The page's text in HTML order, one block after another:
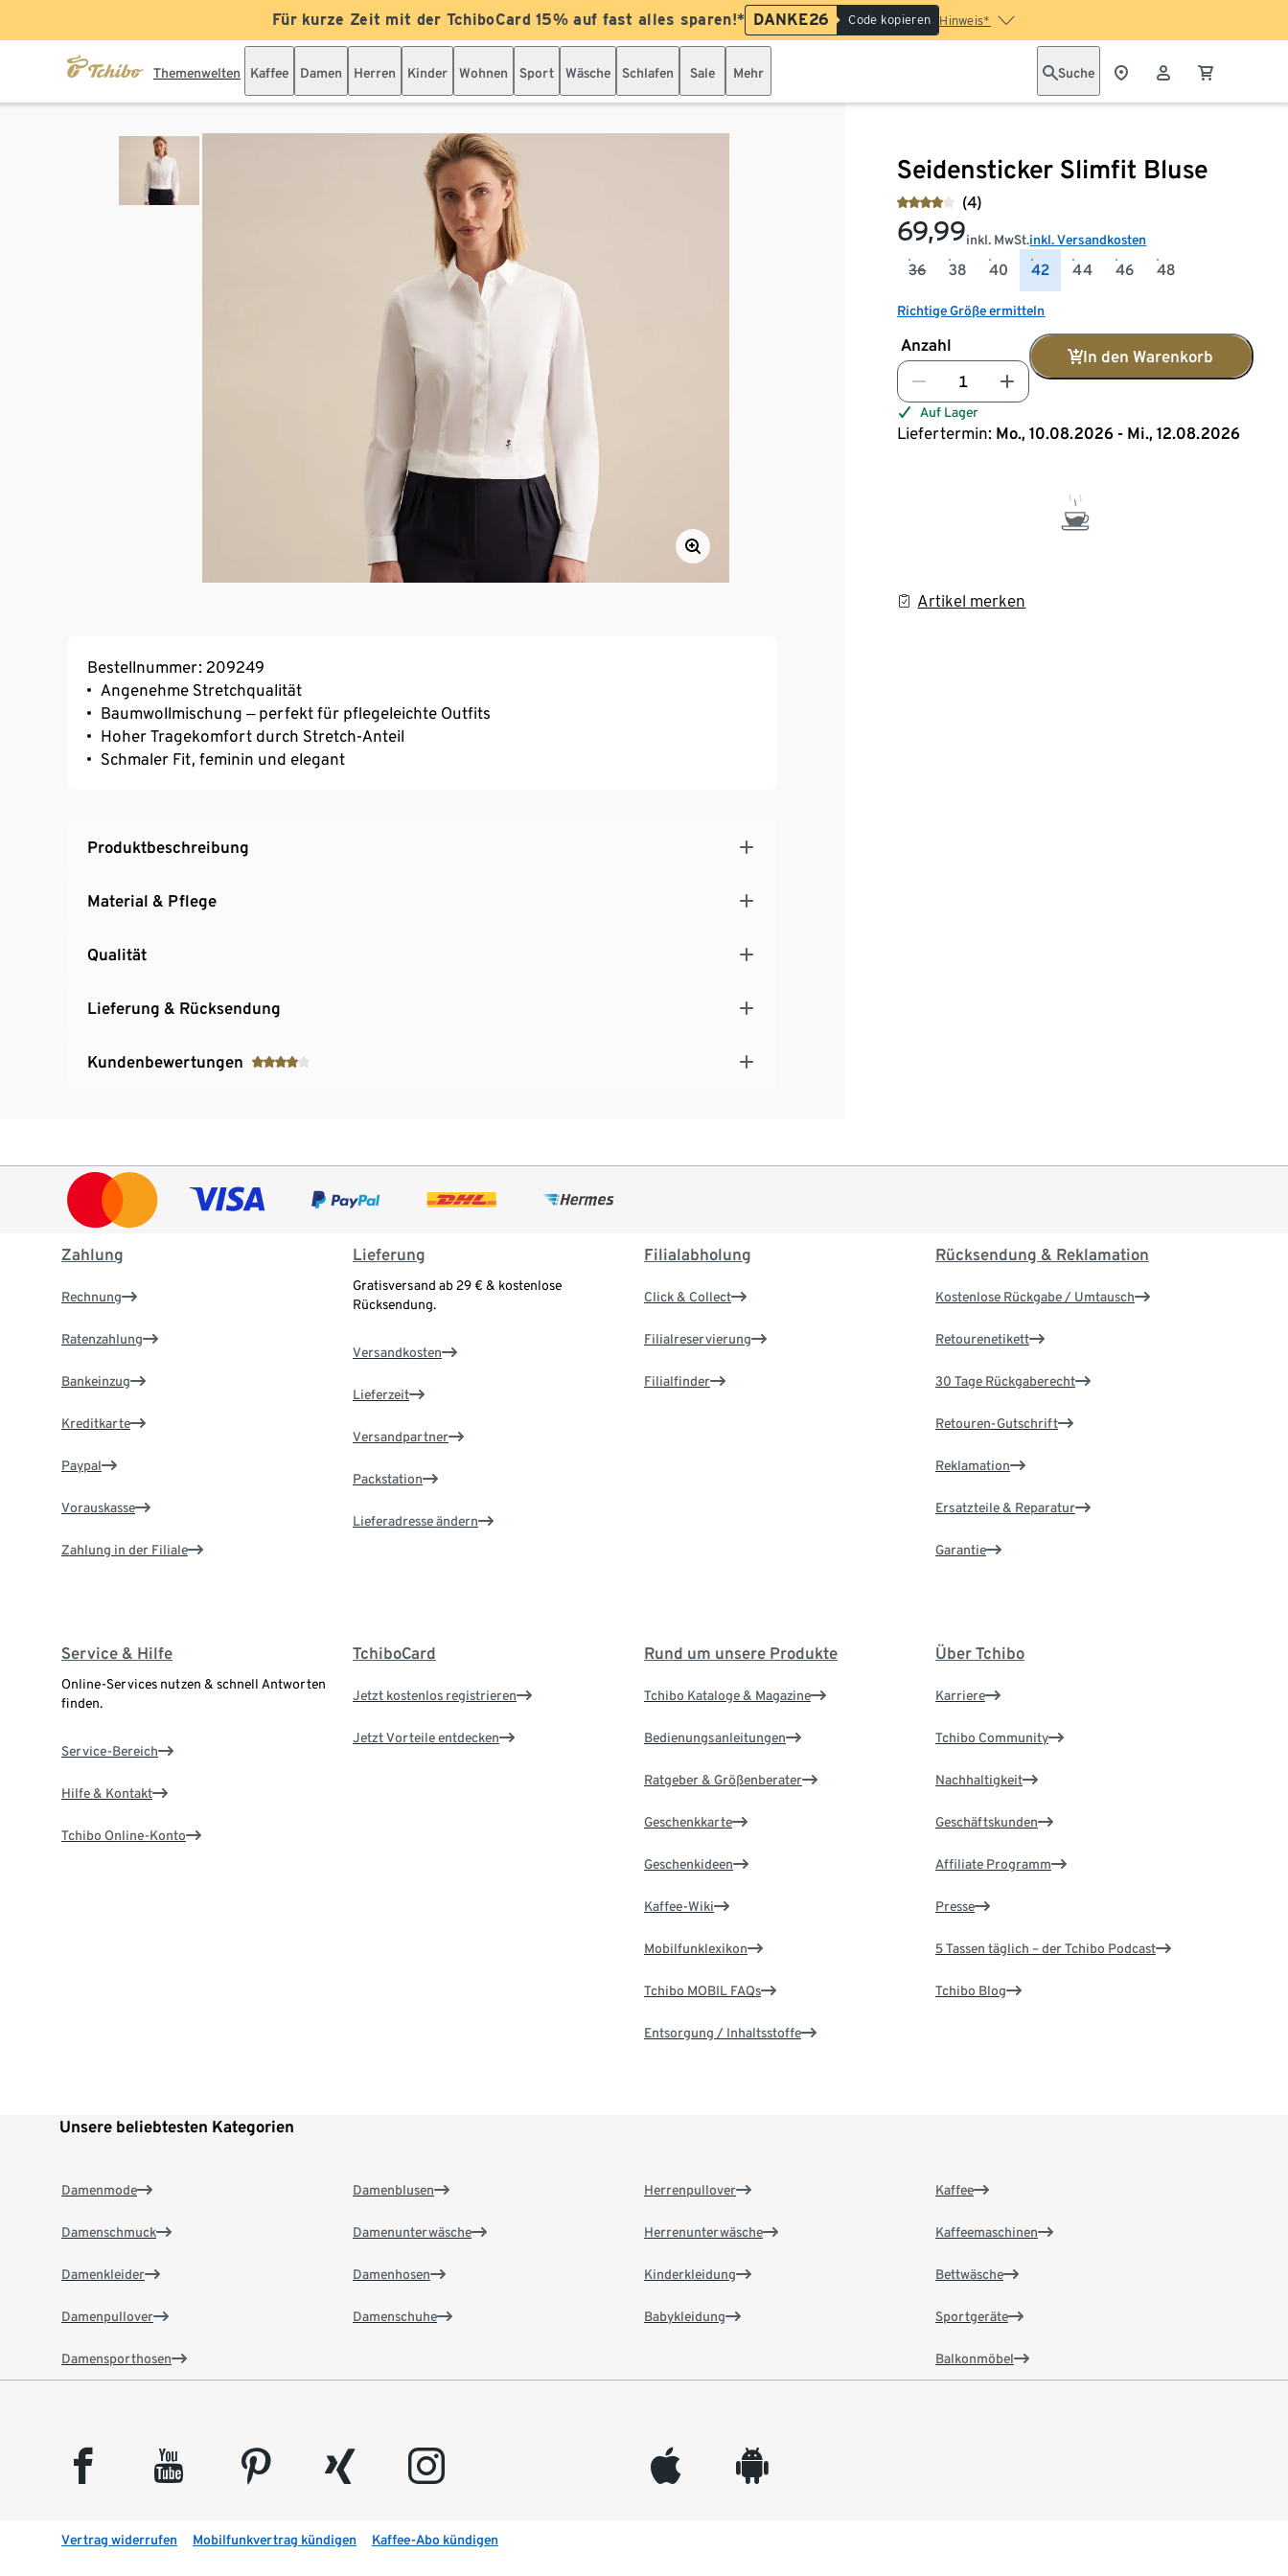
Für kurze Zeit mit der TchiboCard 15% auf fast alles sparen!* DANKE26 Code kopieren Hinweis*
Themenwelten Kaffee Damen Herren Kinder Wohnen Sport Wäsche Schlafen Sale Mehr Suche
Seidensticker Slimfit Bluse
(4)
69,99inkl. MwSt.inkl. Versandkosten
36 38 40 42 44 46 48
Richtige Größe ermitteln
Anzahl
In den Warenkorb
Auf Lager
Liefertermin: Mo., 10.08.2026 - Mi., 12.08.2026
Artikel merken
Bestellnummer: 209249
Angenehme Stretchqualität
Baumwollmischung ‒ perfekt für pflegeleichte Outfits
Hoher Tragekomfort durch Stretch-Anteil
Schmaler Fit, feminin und elegant
Produktbeschreibung
Material & Pflege
Qualität
Lieferung & Rücksendung
Kundenbewertungen
Zahlung
Rechnung
Ratenzahlung
Bankeinzug
Kreditkarte
Paypal
Vorauskasse
Zahlung in der Filiale
Lieferung
Gratisversand ab 29 € & kostenlose
Rücksendung.
Versandkosten
Lieferzeit
Versandpartner
Packstation
Lieferadresse ändern
Filialabholung
Click & Collect
Filialreservierung
Filialfinder
Rücksendung & Reklamation
Kostenlose Rückgabe / Umtausch
Retourenetikett
30 Tage Rückgaberecht
Retouren-Gutschrift
Reklamation
Ersatzteile & Reparatur
Garantie
Service & Hilfe
Online-Services nutzen & schnell Antworten
finden.
Service-Bereich
Hilfe & Kontakt
Tchibo Online-Konto
TchiboCard
Jetzt kostenlos registrieren
Jetzt Vorteile entdecken
Rund um unsere Produkte
Tchibo Kataloge & Magazine
Bedienungsanleitungen
Ratgeber & Größenberater
Geschenkkarte
Geschenkideen
Kaffee-Wiki
Mobilfunklexikon
Tchibo MOBIL FAQs
Entsorgung / Inhaltsstoffe
Über Tchibo
Karriere
Tchibo Community
Nachhaltigkeit
Geschäftskunden
Affiliate Programm
Presse
5 Tassen täglich – der Tchibo Podcast
Tchibo Blog
Unsere beliebtesten Kategorien
Damenmode
Damenschmuck
Damenkleider
Damenpullover
Damensporthosen
Damenblusen
Damenunterwäsche
Damenhosen
Damenschuhe
Herrenpullover
Herrenunterwäsche
Kinderkleidung
Babykleidung
Kaffee
Kaffeemaschinen
Bettwäsche
Sportgeräte
Balkonmöbel
facebook youtube pinterest xing instagram appleinc android
Vertrag widerrufen Mobilfunkvertrag kündigen Kaffee-Abo kündigen